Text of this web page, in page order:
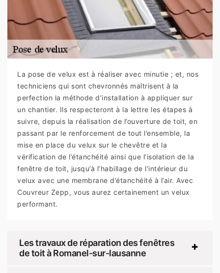
La pose de velux est à réaliser avec minutie ; et, nos
techniciens qui sont chevronnés maîtrisent à la
perfection la méthode d’installation à appliquer sur
un chantier. Ils respecteront à la lettre les étapes à
suivre, depuis la réalisation de l’ouverture de toit, en
passant par le renforcement de tout l’ensemble, la
mise en place du velux sur le chevêtre et la
vérification de l’étanchéité ainsi que l’isolation de la
fenêtre de toit, jusqu’à l’habillage de l’intérieur du
velux avec une membrane d’étanchéité à l’air. Avec
Couvreur Zepp, vous aurez certainement un velux
performant.
Les travaux de réparation des fenêtres
de toit à Romanel-sur-lausanne